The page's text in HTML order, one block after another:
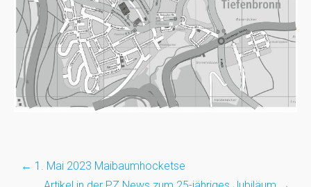
Post
← 1. Mai 2023 Maibaumhocketse